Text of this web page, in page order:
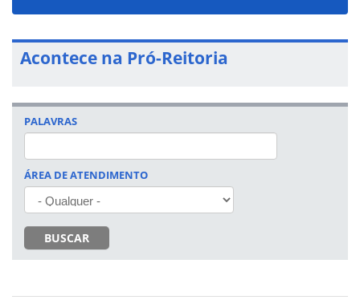
Acontece na Pró-Reitoria
PALAVRAS
ÁREA DE ATENDIMENTO
BUSCAR